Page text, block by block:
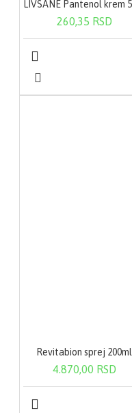
260,35 RSD
Revitabion sprej 200ml
4.870,00 RSD